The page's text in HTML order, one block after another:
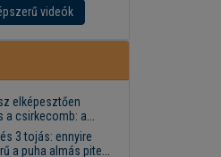
Union videók
elképesztően
a csirkecomb: a
a titok
3 tojás: ennyire
a puha almás pite